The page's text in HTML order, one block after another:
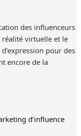
des influenceurs
virtuelle et le
pour des
encore de la
d’influence